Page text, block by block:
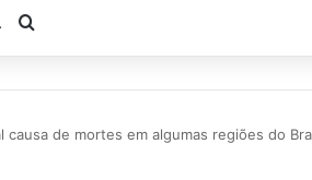
Lateral
Switch skin
causa de mortes em algumas regiões do